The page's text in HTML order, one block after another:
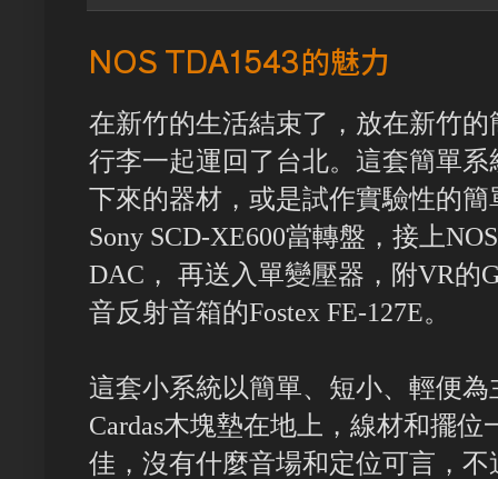
NOS TDA1543的魅力
在新竹的生活結束了，放在新竹
行李一起運回了台北。這套簡單
下來的器材，或是試作實驗性的
Sony SCD-XE600當轉盤，接上
DAC， 再送入單變壓器，附VR的
音反射音箱的Fostex FE-127E。
這套小系統以簡單、短小、輕便
Cardas木塊墊在地上，線材和擺
佳，沒有什麼音場和定位可言，